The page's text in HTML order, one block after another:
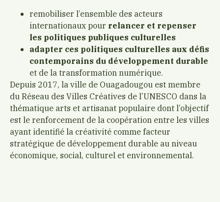
remobiliser l’ensemble des acteurs
internationaux pour relancer et repenser
les politiques publiques culturelles
adapter ces politiques culturelles aux défis
contemporains du développement durable
et de la transformation numérique.
Depuis 2017, la ville de Ouagadougou est membre
du Réseau des Villes Créatives de l’UNESCO dans la
thématique arts et artisanat populaire dont l’objectif
est le renforcement de la coopération entre les villes
ayant identifié la créativité comme facteur
stratégique de développement durable au niveau
économique, social, culturel et environnemental.